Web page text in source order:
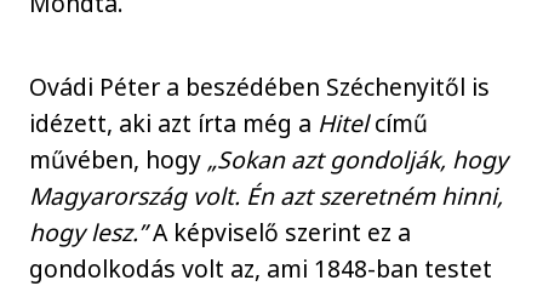
Ovádi Péter a beszédében Széchenyitől is
idézett, aki azt írta még a Hitelcímű
művében, hogy „Sokan azt gondolják, hogy
Magyarország volt. Én azt szeretném hinni,
hogy lesz.”A képviselő szerint ez a
gondolkodás volt az, ami 1848-ban testet